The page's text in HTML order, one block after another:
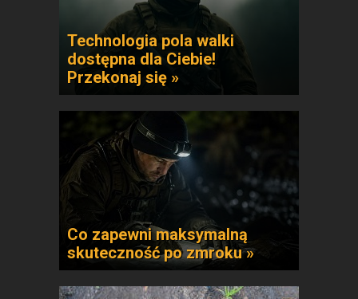
Technologia pola walki
dostępna dla Ciebie!
Przekonaj się »
Co zapewni maksymalną
skuteczność po zmroku »